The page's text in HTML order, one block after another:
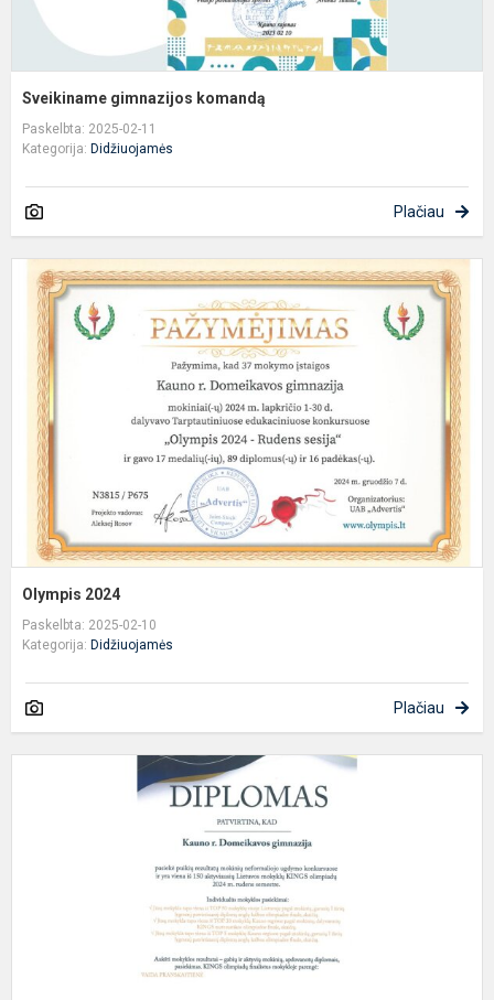
Sveikiname gimnazijos komandą
Paskelbta: 2025-02-11
Kategorija: Didžiuojamės
Plačiau
Olympis 2024
Paskelbta: 2025-02-10
Kategorija: Didžiuojamės
Plačiau